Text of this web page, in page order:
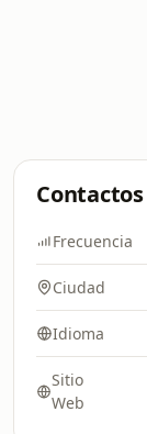
Contactos
Frecuencia
Ciudad
Idioma
Sitio
Web